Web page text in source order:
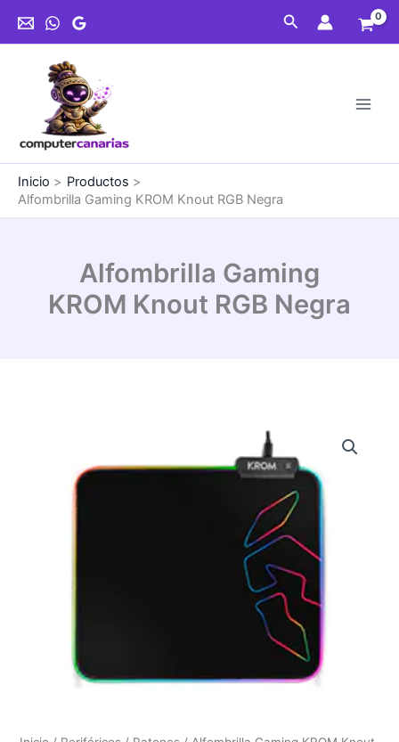
Buscar
Inicio
Productos
Alfombrilla Gaming KROM Knout RGB Negra
Alfombrilla Gaming
KROM Knout RGB Negra